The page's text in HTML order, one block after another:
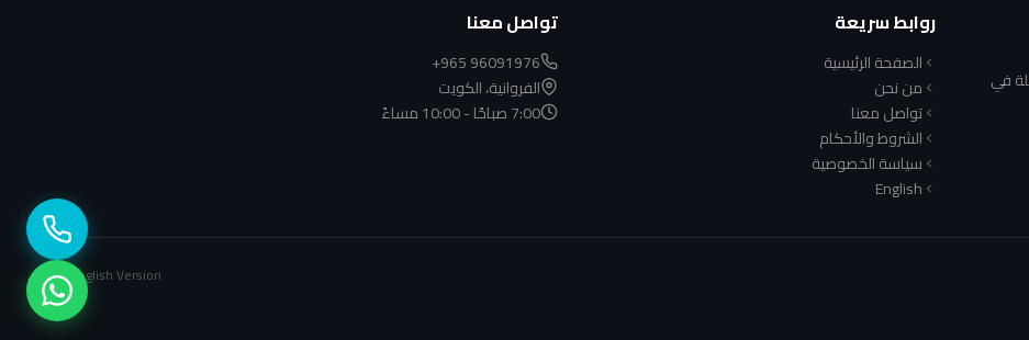
في
روابط سريعة
الصفحة الرئيسية
من نحن
تواصل معنا
الشروط والأحكام
سياسة الخصوصية
English
تواصل معنا
+965 96091976
الفروانية، الكويت
7:00 صباحًا - 10:00 مساءً
English Version